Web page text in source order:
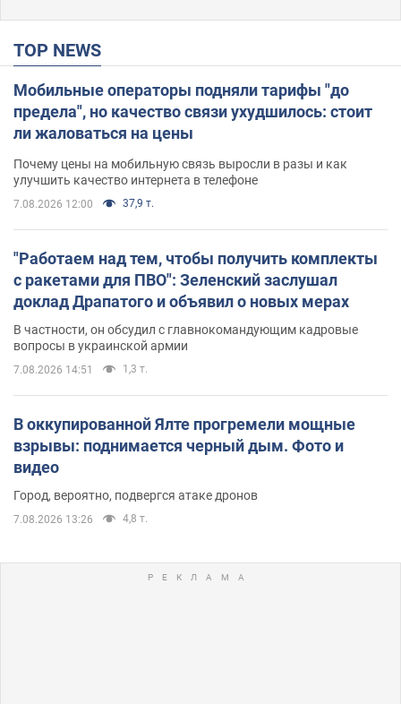
TOP NEWS
Мобильные операторы подняли тарифы "до
предела", но качество связи ухудшилось: стоит
ли жаловаться на цены
Почему цены на мобильную связь выросли в разы и как
улучшить качество интернета в телефоне
7.08.2026 12:00 37,9 т.
"Работаем над тем, чтобы получить комплекты
с ракетами для ПВО": Зеленский заслушал
доклад Драпатого и объявил о новых мерах
В частности, он обсудил с главнокомандующим кадровые
вопросы в украинской армии
7.08.2026 14:51 1,3 т.
В оккупированной Ялте прогремели мощные
взрывы: поднимается черный дым. Фото и
видео
Город, вероятно, подвергся атаке дронов
7.08.2026 13:26 4,8 т.